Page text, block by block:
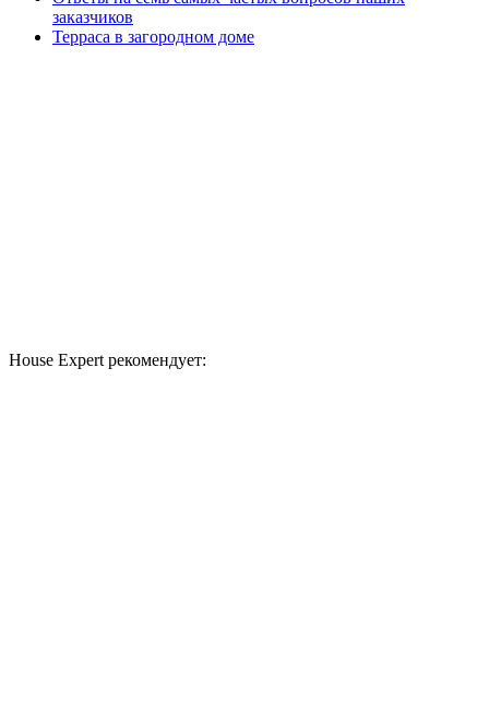
заказчиков
Терраса в загородном доме
House Expert рекомендует: